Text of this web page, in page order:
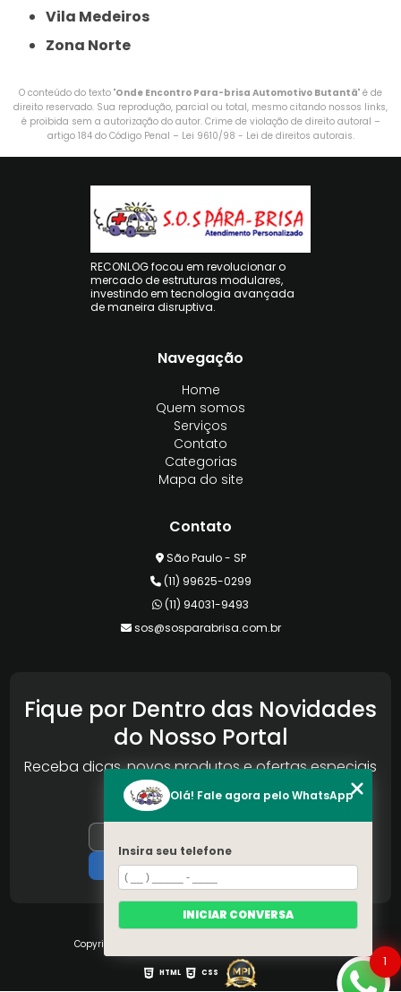
Vila Medeiros
Zona Norte
O conteúdo do texto "Onde Encontro Para-brisa Automotivo Butantã" é de
direito reservado. Sua reprodução, parcial ou total, mesmo citando nossos links,
é proibida sem a autorização do autor. Crime de violação de direito autoral –
artigo 184 do Código Penal – Lei 9610/98 - Lei de direitos autorais.
RECONLOG focou em revolucionar o
mercado de estruturas modulares,
investindo em tecnologia avançada
de maneira disruptiva.
Navegação
Home
Quem somos
Serviços
Contato
Categorias
Mapa do site
Contato
São Paulo - SP
(11) 99625-0299
(11) 94031-9493
sos@sosparabrisa.com.br
Fique por Dentro das Novidades
do Nosso Portal
Receba dicas, novos produtos e ofertas especiais
da Reconlog
Copyright © S.O.S Pára-brisa. (Lei 9610 de 19/02/1998)
HTML CSS
1
Olá! Fale agora pelo WhatsApp
Insira seu telefone
INICIAR CONVERSA